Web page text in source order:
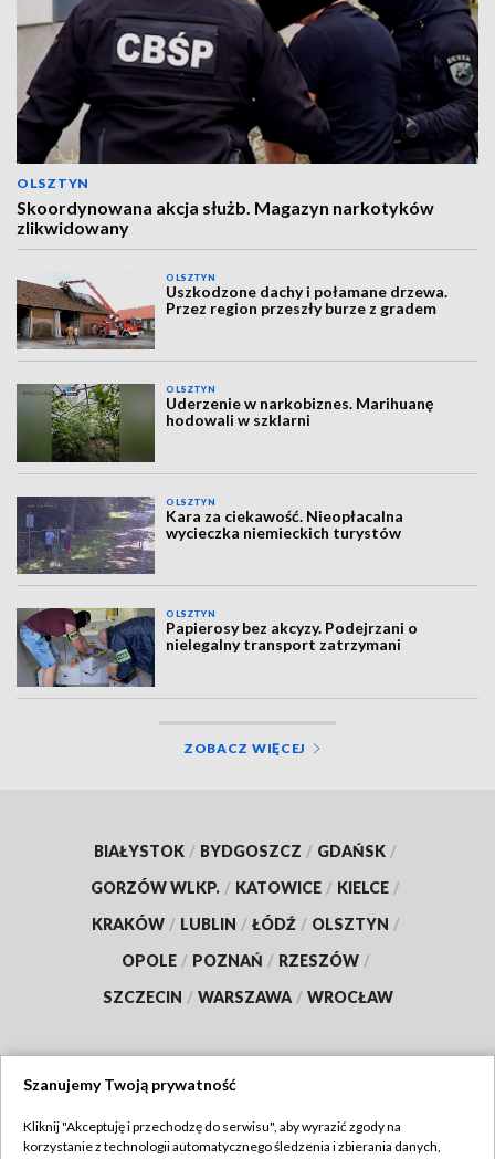
OLSZTYN
Skoordynowana akcja służb. Magazyn narkotyków
zlikwidowany
OLSZTYN
Uszkodzone dachy i połamane drzewa.
Przez region przeszły burze z gradem
OLSZTYN
Uderzenie w narkobiznes. Marihuanę
hodowali w szklarni
OLSZTYN
Kara za ciekawość. Nieopłacalna
wycieczka niemieckich turystów
OLSZTYN
Papierosy bez akcyzy. Podejrzani o
nielegalny transport zatrzymani
ZOBACZ WIĘCEJ
BIAŁYSTOK / BYDGOSZCZ / GDAŃSK /
GORZÓW WLKP. / KATOWICE / KIELCE /
KRAKÓW / LUBLIN / ŁÓDŹ / OLSZTYN /
OPOLE / POZNAŃ / RZESZÓW /
SZCZECIN / WARSZAWA / WROCŁAW
TVP
Szanujemy Twoją prywatność
Kliknij "Akceptuję i przechodzę do serwisu", aby wyrazić zgody na
korzystanie z technologii automatycznego śledzenia i zbierania danych,